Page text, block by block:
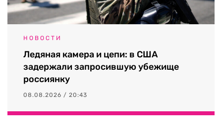
НОВОСТИ
Ледяная камера и цепи: в США
задержали запросившую убежище
россиянку
08.08.2026 / 20:43